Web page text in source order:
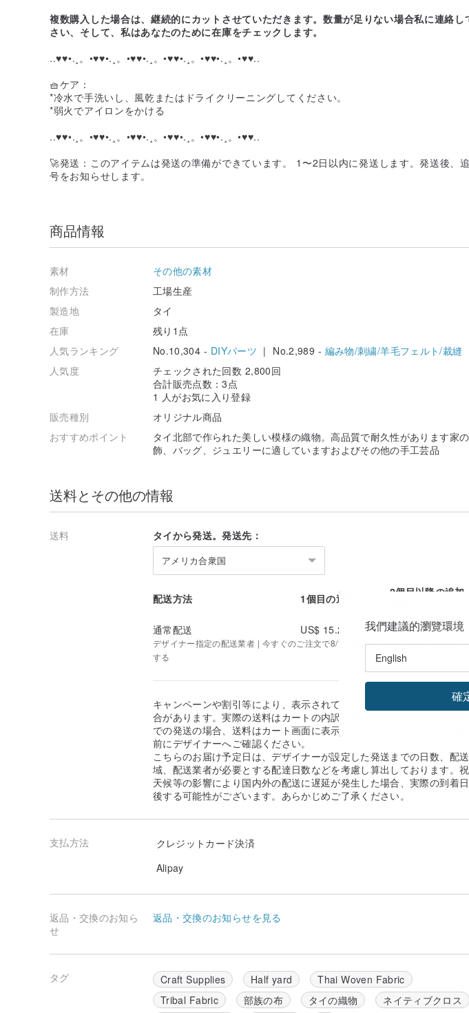
複数購入した場合は、継続的にカットさせていただきます。数量が足りない場合私に連絡し
さい、そして、私はあなたのために在庫をチェックします。
..♥♥•.¸。•♥♥•.¸。•♥♥•.¸。•♥♥•.¸。•♥♥•.¸。•♥♥..
🧺ケア：
*冷水で手洗いし、風乾またはドライクリーニングしてください。
*弱火でアイロンをかける
..♥♥•.¸。•♥♥•.¸。•♥♥•.¸。•♥♥•.¸。•♥♥•.¸。•♥♥..
🚀発送：このアイテムは発送の準備ができています。 1〜2日以内に発送します。発送後、
号をお知らせします。
商品情報
素材
その他の素材
制作方法
工場生産
製造地
タイ
在庫
残り1点
人気ランキング
No.10,304 - DIYパーツ | No.2,989 - 編み物/刺繍/羊毛フェルト/裁縫
人気度
チェックされた回数 2,800回
合計販売点数：3点
1 人がお気に入り登録
販売種別
オリジナル商品
おすすめポイント
タイ北部で作られた美しい模様の織物。高品質で耐久性があります家
飾、バッグ、ジュエリーに適していますおよびその他の手工芸品
送料とその他の情報
送料 タイから発送。発送先：
アメリカ合衆国
配送方法 1個目の送料
2個目以降の追加
通常配送
US$ 15.29 US$ 3.06
デザイナー指定の配送業者 | 今すぐのご注文で8/15~8/30にお届け予定 | 追跡番号
する
キャンペーンや割引等により、表示されている送料と実際の送料が異な
合があります。実際の送料はカートの内訳に従います。 ※なお、送料着
での発送の場合、送料はカート画面に表示されません。おおよその送料
前にデザイナーへご確認ください。
こちらのお届け予定日は、デザイナーが設定した発送までの日数、配
域、配送業者が必要とする配達日数などを考慮し算出しております。
天候等の影響により国内外の配送に遅延が発生した場合、実際の到着
後する可能性がございます。あらかじめご了承ください。
支払方法
クレジットカード決済
Alipay
返品・交換のお知ら
せ
返品・交換のお知らせを見る
タグ Craft Supplies Half yard
Thai Woven Fabric
Tribal Fabric
部族の布 タイの織物
ネイティブクロス
我們建議的瀏覽環境
確